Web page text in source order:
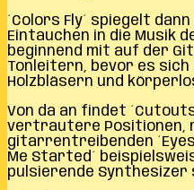
´Colors Fly´ spiegelt
Eintauchen in die Musik
beginnend mit auf der
Tonleitern, bevor es sich
Holzbläsern und
Von da an findet
vertrautere Positionen,
gitarrentreibenden ´Eyes
Me Started´
pulsierende Synthesizer